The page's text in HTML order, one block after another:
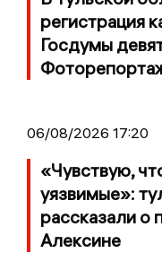
регистрация
Госдумы
06/08/2026 17:20
«Чувствую,
уязвимые»:
рассказали о
Алексине